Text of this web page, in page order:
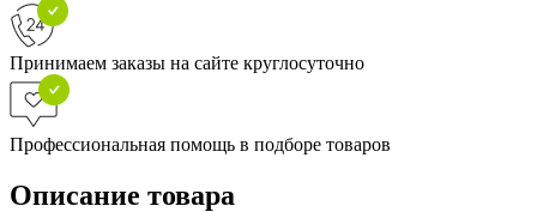
Принимаем заказы на сайте круглосуточно
Профессиональная помощь в подборе товаров
Описание товара